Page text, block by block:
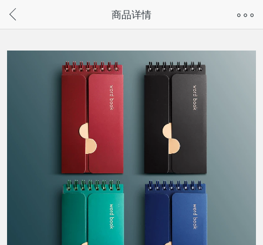
请通过微信或支付宝搜“奇兔客小程序”访问
商品详情